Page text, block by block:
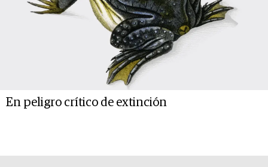
En peligro crítico de extinción